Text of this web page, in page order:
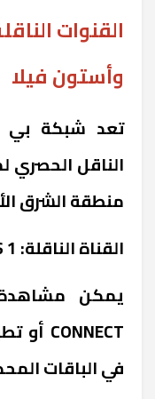
القنوات
وأستون فيلا
تعد شبكة بي
الناقل الحصري
منطقة الشرق
القناة الناقلة: beIN SPORTS 1
في الباقات